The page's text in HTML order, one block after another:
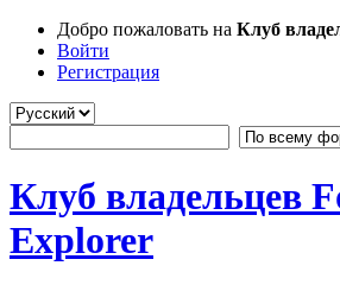
Добро пожаловать на Клуб
Войти
Регистрация
Клуб владельцев
Explorer